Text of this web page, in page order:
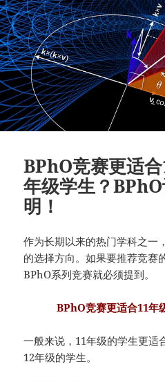
BPhO竞赛更适
年级学生？
明！
作为长期以来的热门学科之一
的选择方向。如果要推荐竞赛
BPhO系列竞赛就必须提到。
BPhO竞赛更适合11年
一般来说，11年级的学生更适
12年级的学生。